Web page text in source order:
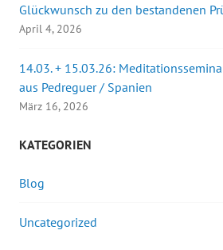
Glückwunsch zu den bestandenen
April 4, 2026
14.03. + 15.03.26:
aus Pedreguer / Spanien
März 16, 2026
KATEGORIEN
Blog
Uncategorized